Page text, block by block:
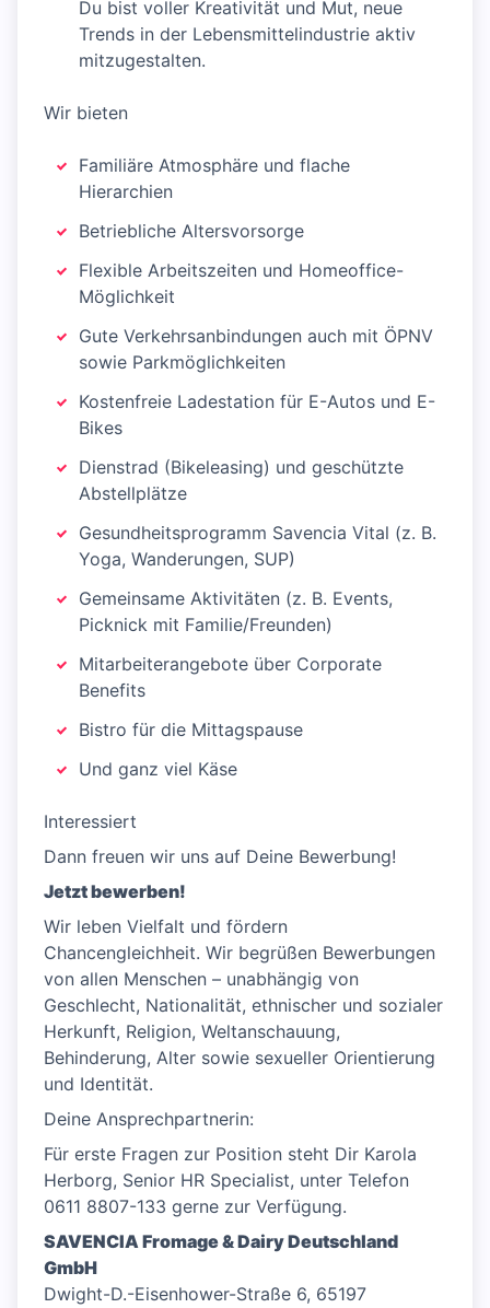
Du bist voller Kreativität und Mut, neue
Trends in der Lebensmittelindustrie aktiv
mitzugestalten.
Wir bieten
Familiäre Atmosphäre und flache
Hierarchien
Betriebliche Altersvorsorge
Flexible Arbeitszeiten und Homeoffice-
Möglichkeit
Gute Verkehrsanbindungen auch mit ÖPNV
sowie Parkmöglichkeiten
Kostenfreie Ladestation für E-Autos und E-
Bikes
Dienstrad (Bikeleasing) und geschützte
Abstellplätze
Gesundheitsprogramm Savencia Vital (z. B.
Yoga, Wanderungen, SUP)
Gemeinsame Aktivitäten (z. B. Events,
Picknick mit Familie/Freunden)
Mitarbeiterangebote über Corporate
Benefits
Bistro für die Mittagspause
Und ganz viel Käse
Interessiert
Dann freuen wir uns auf Deine Bewerbung!
Jetzt bewerben!
Wir leben Vielfalt und fördern
Chancengleichheit. Wir begrüßen Bewerbungen
von allen Menschen – unabhängig von
Geschlecht, Nationalität, ethnischer und sozialer
Herkunft, Religion, Weltanschauung,
Behinderung, Alter sowie sexueller Orientierung
und Identität.
Deine Ansprechpartnerin:
Für erste Fragen zur Position steht Dir Karola
Herborg, Senior HR Specialist, unter Telefon
0611 8807-133 gerne zur Verfügung.
SAVENCIA Fromage & Dairy Deutschland
GmbH
Dwight-D.-Eisenhower-Straße 6, 65197